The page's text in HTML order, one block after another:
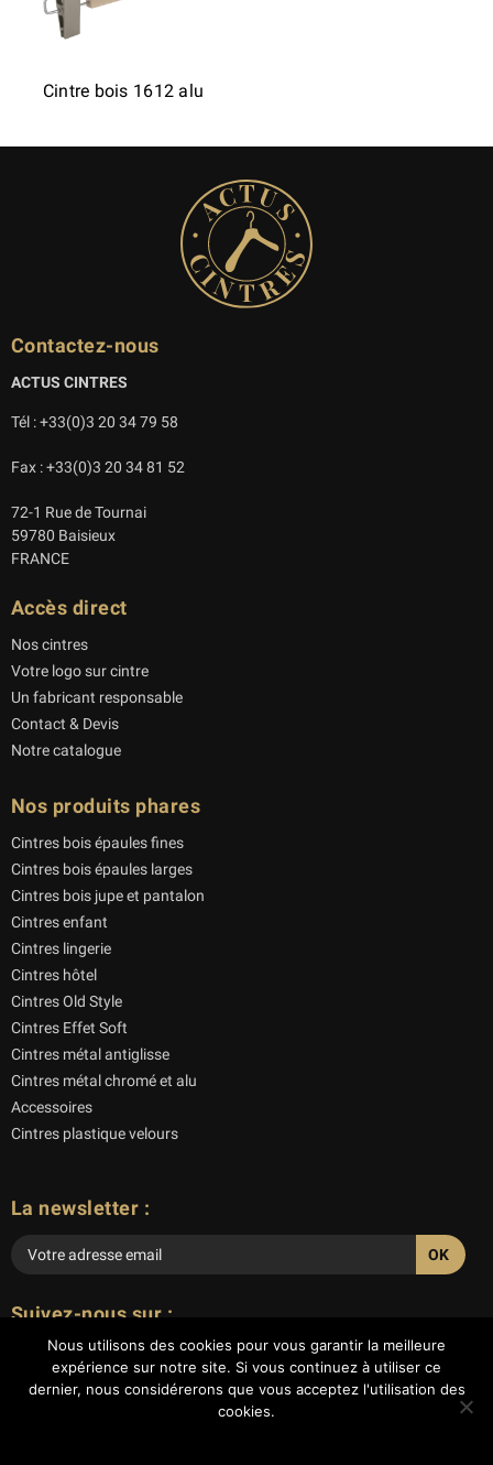
Cintre bois 1612 alu
Contactez-nous
ACTUS CINTRES
Tél : +33(0)3 20 34 79 58
Fax : +33(0)3 20 34 81 52
72-1 Rue de Tournai
59780 Baisieux
FRANCE
Accès direct
Nos cintres
Votre logo sur cintre
Un fabricant responsable
Contact & Devis
Notre catalogue
Nos produits phares
Cintres bois épaules fines
Cintres bois épaules larges
Cintres bois jupe et pantalon
Cintres enfant
Cintres lingerie
Cintres hôtel
Cintres Old Style
Cintres Effet Soft
Cintres métal antiglisse
Cintres métal chromé et alu
Accessoires
Cintres plastique velours
La newsletter :
laisser
champ
Suivez-nous sur :
Nous utilisons des cookies pour vous garantir la meilleure
expérience sur notre site. Si vous continuez à utiliser ce
dernier, nous considérerons que vous acceptez l'utilisation des
cookies.